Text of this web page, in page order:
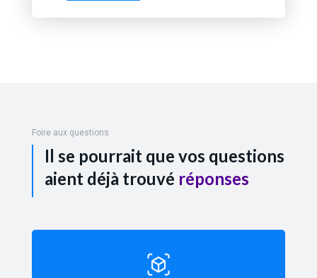
Foire aux questions
Il se pourrait que vos questions
aient déjà trouvé réponses